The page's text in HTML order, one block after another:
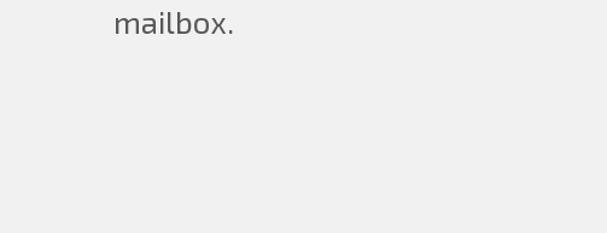
mailbox.